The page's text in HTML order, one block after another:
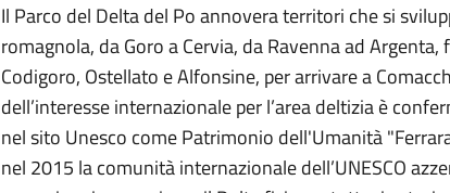
Il Parco del Delta del Po annovera territori che si
romagnola, da Goro a Cervia, da Ravenna ad
Codigoro, Ostellato e Alfonsine, per arrivare a
dell’interesse internazionale per l’area deltizia è
nel sito Unesco come Patrimonio dell'Umanità
nel 2015 la comunità internazionale dell’UNESCO